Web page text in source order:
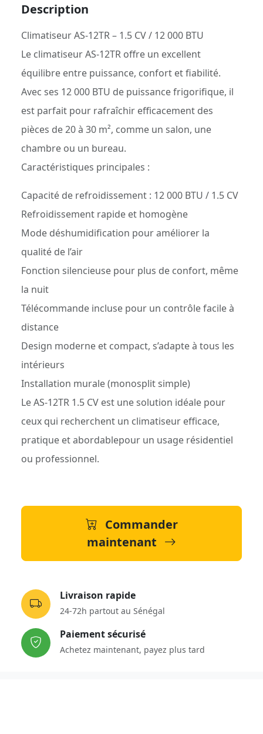
Description
Climatiseur AS-12TR – 1.5 CV / 12 000 BTU
Le climatiseur AS-12TR offre un excellent
équilibre entre puissance, confort et fiabilité.
Avec ses 12 000 BTU de puissance frigorifique, il
est parfait pour rafraîchir efficacement des
pièces de 20 à 30 m², comme un salon, une
chambre ou un bureau.
Caractéristiques principales :
Capacité de refroidissement : 12 000 BTU / 1.5 CV
Refroidissement rapide et homogène
Mode déshumidification pour améliorer la
qualité de l’air
Fonction silencieuse pour plus de confort, même
la nuit
Télécommande incluse pour un contrôle facile à
distance
Design moderne et compact, s’adapte à tous les
intérieurs
Installation murale (monosplit simple)
Le AS-12TR 1.5 CV est une solution idéale pour
ceux qui recherchent un climatiseur efficace,
pratique et abordablepour un usage résidentiel
ou professionnel.
Commander
maintenant
Livraison rapide
24-72h partout au Sénégal
Paiement sécurisé
Achetez maintenant, payez plus tard